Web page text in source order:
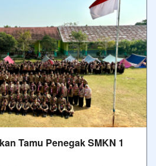
Tamu Penegak SMKN 1